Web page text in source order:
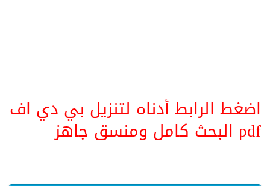
__________________________________
اضغط الرابط أدناه لتنزيل بي دي اف
pdf البحث كامل ومنسق جاهز